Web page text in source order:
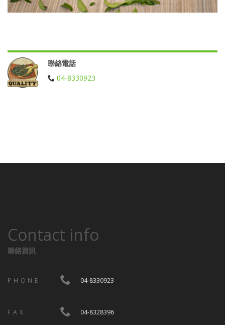
聯絡電話
04-8330923
Contact info
聯絡資訊
PHONE 04-8330923
FAX 04-8328396